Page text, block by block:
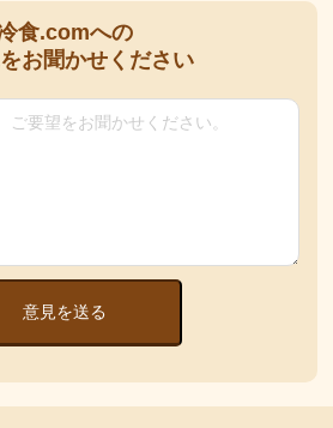
食.comへの
お聞かせください
意見を送る